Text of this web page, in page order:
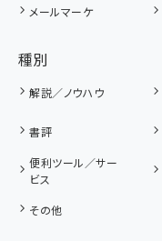
メールマーケ
種別
解説／ノウハウ
書評
便利ツール／サー
ビス
その他